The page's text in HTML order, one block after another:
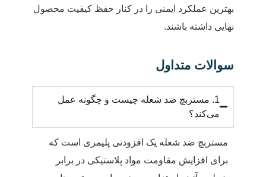
بهترین عملکرد ایمنی را در کنار حفظ کیفیت محصول
نهایی داشته باشند.
سوالات متداول
1. مستربچ ضد شعله چیست و چگونه عمل
می‌کند؟
مستربچ ضد شعله یک افزودنی پلیمری است که
برای افزایش مقاومت مواد پلاستیکی در برابر